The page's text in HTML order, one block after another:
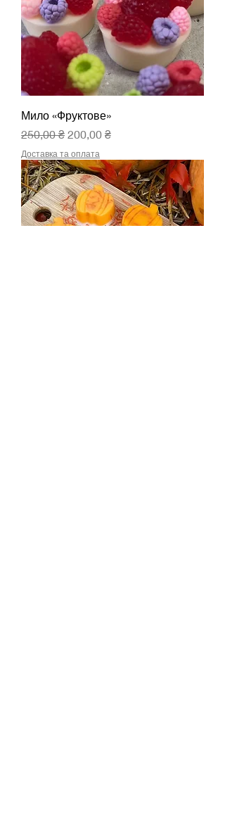
Мило «Фруктове»
Звичайна ціна
250,00 ₴ За розпродажем
200,00 ₴
Доставка та оплата